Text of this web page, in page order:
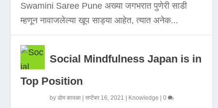
Swamini Saree Pune अख्या जगभरात पुणेरी साडी
म्हणून नावाजलेल्या खूप साड्या आहेत, त्यात अनेक...
Social Mindfulness Japan is in
Top Position
byडोम कावळा |सप्टेंबर 16, 2021 Knowledge |0